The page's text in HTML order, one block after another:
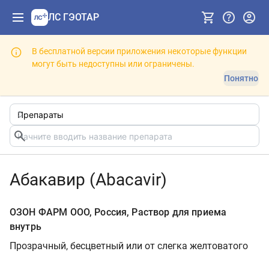
ЛС ГЭОТАР
В бесплатной версии приложения некоторые функции
могут быть недоступны или ограничены.
Понятно
Абакавир (Abacavir)
ОЗОН ФАРМ ООО, Россия, Раствор для приема
внутрь
Прозрачный, бесцветный или от слегка желтоватого